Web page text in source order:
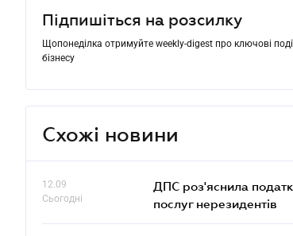
Підпишіться на розсилку
Щопонеділка отримуйте weekly-digest про ключові
бізнесу
Схожі новини
12.09
Сьогодні
ДПС роз'яснила
послуг нерезидентів